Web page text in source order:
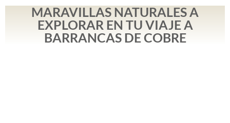
MARAVILLAS NATURALES A
EXPLORAR EN TU VIAJE A
BARRANCAS DE COBRE